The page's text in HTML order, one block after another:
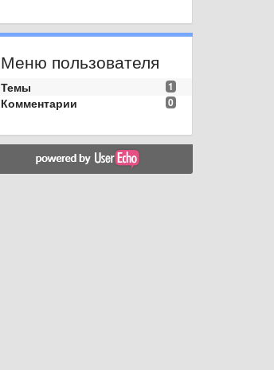
Меню пользователя
1
Темы
0
Комментарии